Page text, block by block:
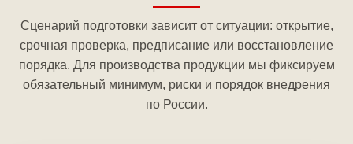
Сценарий подготовки зависит от ситуации: открытие,
срочная проверка, предписание или восстановление
порядка. Для производства продукции мы фиксируем
обязательный минимум, риски и порядок внедрения
по России.